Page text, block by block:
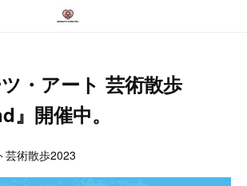
ツ・アート 芸術散歩
開催中。
芸術散歩2023